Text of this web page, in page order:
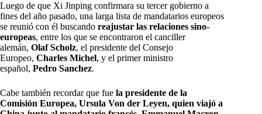
Luego de que Xi Jinping confirmara su tercer gobierno a
fines del año pasado, una larga lista de mandatarios europeos
se reunió con él buscando reajustar las relaciones sino-
europeas, entre los que se encontraron el canciller
alemán, Olaf Scholz, el presidente del Consejo
Europeo, Charles Michel, y el primer ministro
español, Pedro Sanchez.
Cabe también recordar que fue la presidente de la
Comisión Europea, Ursula Von der Leyen, quien viajó a